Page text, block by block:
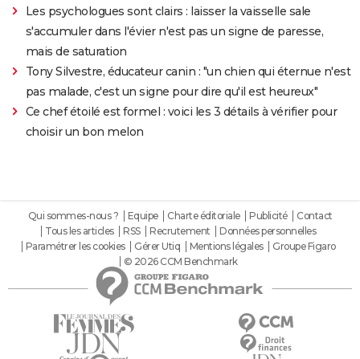
Les psychologues sont clairs : laisser la vaisselle sale
s'accumuler dans l'évier n'est pas un signe de paresse,
mais de saturation
Tony Silvestre, éducateur canin : "un chien qui éternue n'est
pas malade, c'est un signe pour dire qu'il est heureux"
Ce chef étoilé est formel : voici les 3 détails à vérifier pour
choisir un bon melon
Qui sommes-nous ? Equipe Charte éditoriale Publicité
Contact
Tous les articles
RSS Recrutement
Données personnelles
Paramétrer les cookies
Gérer Utiq Mentions légales
Groupe Figaro
© 2026 CCM Benchmark